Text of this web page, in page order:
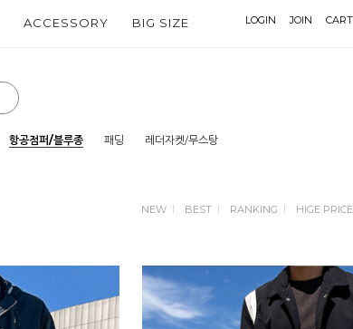
LOGIN JOIN CART
ACCESSORY BIG SIZE
항공점퍼/블루종 패딩 레더자켓/무스탕
NEW BEST RANKING HIGE PRICE